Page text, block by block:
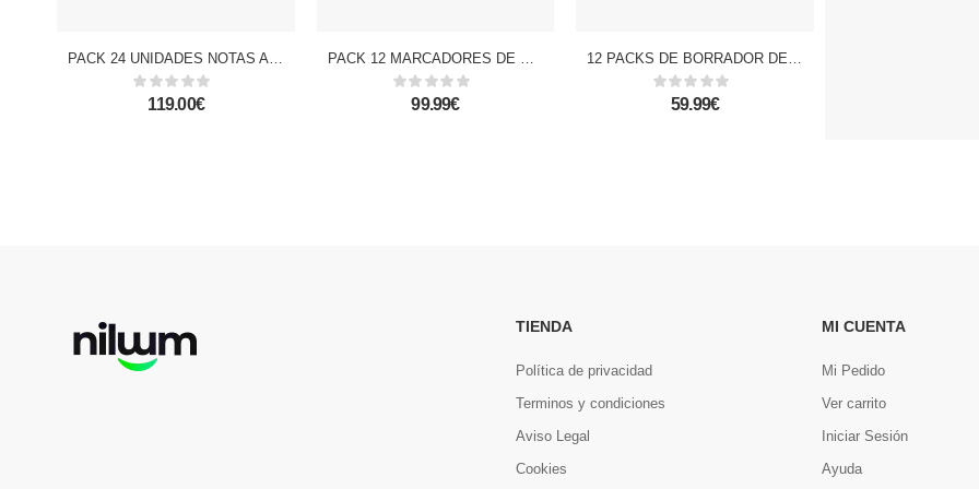
PACK 24 UNIDADES NOTAS ADHESIVAS PARA LAS CARPETAS 11 x 25 HOJAS
119.00€
PACK 12 MARCADORES DE PINTURA FINO NEGRO
99.99€
12 PACKS DE BORRADOR DE COLOR DINOSAURIO 2 Uds. ESTEGOSAURIO Y TRICERATOPS.
59.99€
TIENDA
Política de privacidad
Terminos y condiciones
Aviso Legal
Cookies
MI CUENTA
Mi Pedido
Ver carrito
Iniciar Sesión
Ayuda